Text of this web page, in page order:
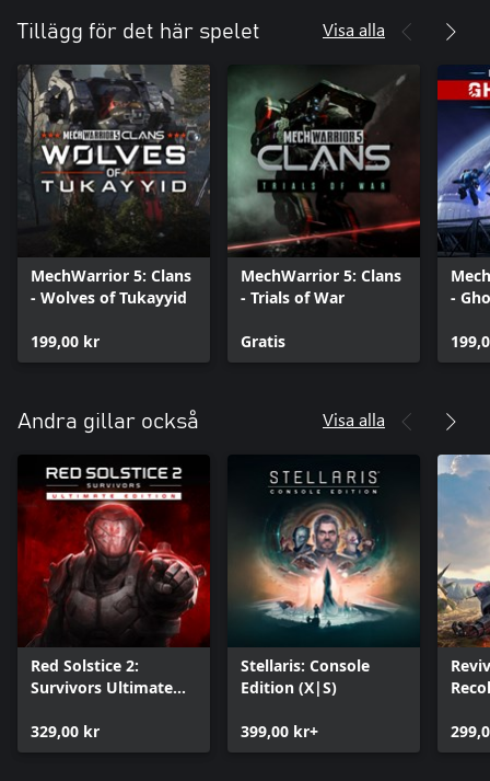
Tillägg för det här spelet Visa alla
MechWarrior 5: Clans
- Wolves of Tukayyid
199,00 kr
MechWarrior 5: Clans
- Trials of War
Gratis
-
Andra gillar också Visa alla
Red Solstice 2:
Survivors Ultimate
329,00 kr
Stellaris: Console
Edition (X|S)
399,00 kr+